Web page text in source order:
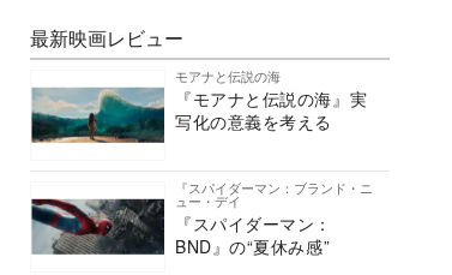
最新映画レビュー
モアナと伝説の海
『モアナと伝説の海』実
写化の意義を考える
『スパイダーマン：ブランド・ニ
ュー・デイ
『スパイダーマン：
BND』の“夏休み感”